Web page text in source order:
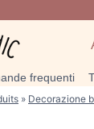
frequenti
» Decorazione